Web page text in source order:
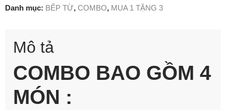
Danh mục: BẾP TỪ, COMBO, MUA 1 TẶNG 3
Mô tả
COMBO BAO GỒM 4
MÓN :